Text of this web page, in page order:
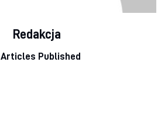
Redakcja
Articles Published